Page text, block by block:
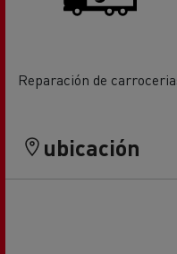
Reparación de
ubicación